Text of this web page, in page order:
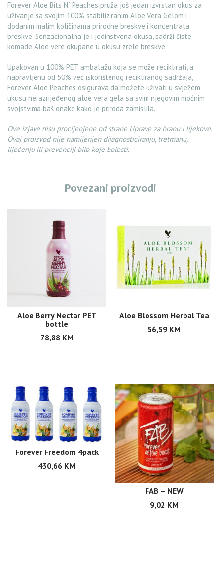
Forever Aloe Bits N` Peaches pruža još jedan izvrstan okus za
uživanje sa svojim 100% stabiliziranim Aloe Vera Gelom i
dodanim malim količinama prirodne breskve i koncentrata
breskve. Senzacionalna je i jedinstvena okusa, sadrži čiste
komade Aloe vere okupane u okusu zrele breskve.
Upakovan u 100% PET ambalažu koja se može reciklirati, a
napravljenu od 50% već iskorištenog recikliranog sadržaja,
Forever Aloe Peaches osigurava da možete uživati ​​u svježem
ukusu nerazrijeđenog aloe vera gela sa svim njegovim moćnim
svojstvima baš onako kako je priroda zamislila.
Ove izjave nisu procijenjene od strane Uprave za hranu i lijekove.
Ovaj proizvod nije namijenjen dijagnosticiranju, tretmanu,
liječenju ili prevenciji bilo koje bolesti.
Povezani proizvodi
Aloe Berry Nectar PET
bottle
78,88 KM
Aloe Blossom Herbal Tea
56,59 KM
Forever Freedom 4pack
430,66 KM
FAB – NEW
9,02 KM